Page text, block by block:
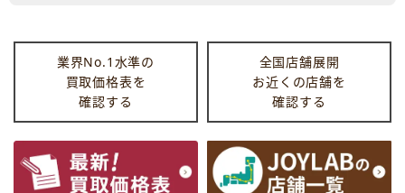
業界No.1水準の
買取価格表を
確認する
全国店舗展開
お近くの店舗を
確認する